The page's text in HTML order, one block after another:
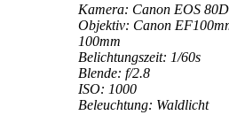
Kamera: Canon EOS 80D
Objektiv: Canon
100mm
Belichtungszeit: 1/60s
Blende: f/2.8
ISO: 1000
Beleuchtung: Waldlicht